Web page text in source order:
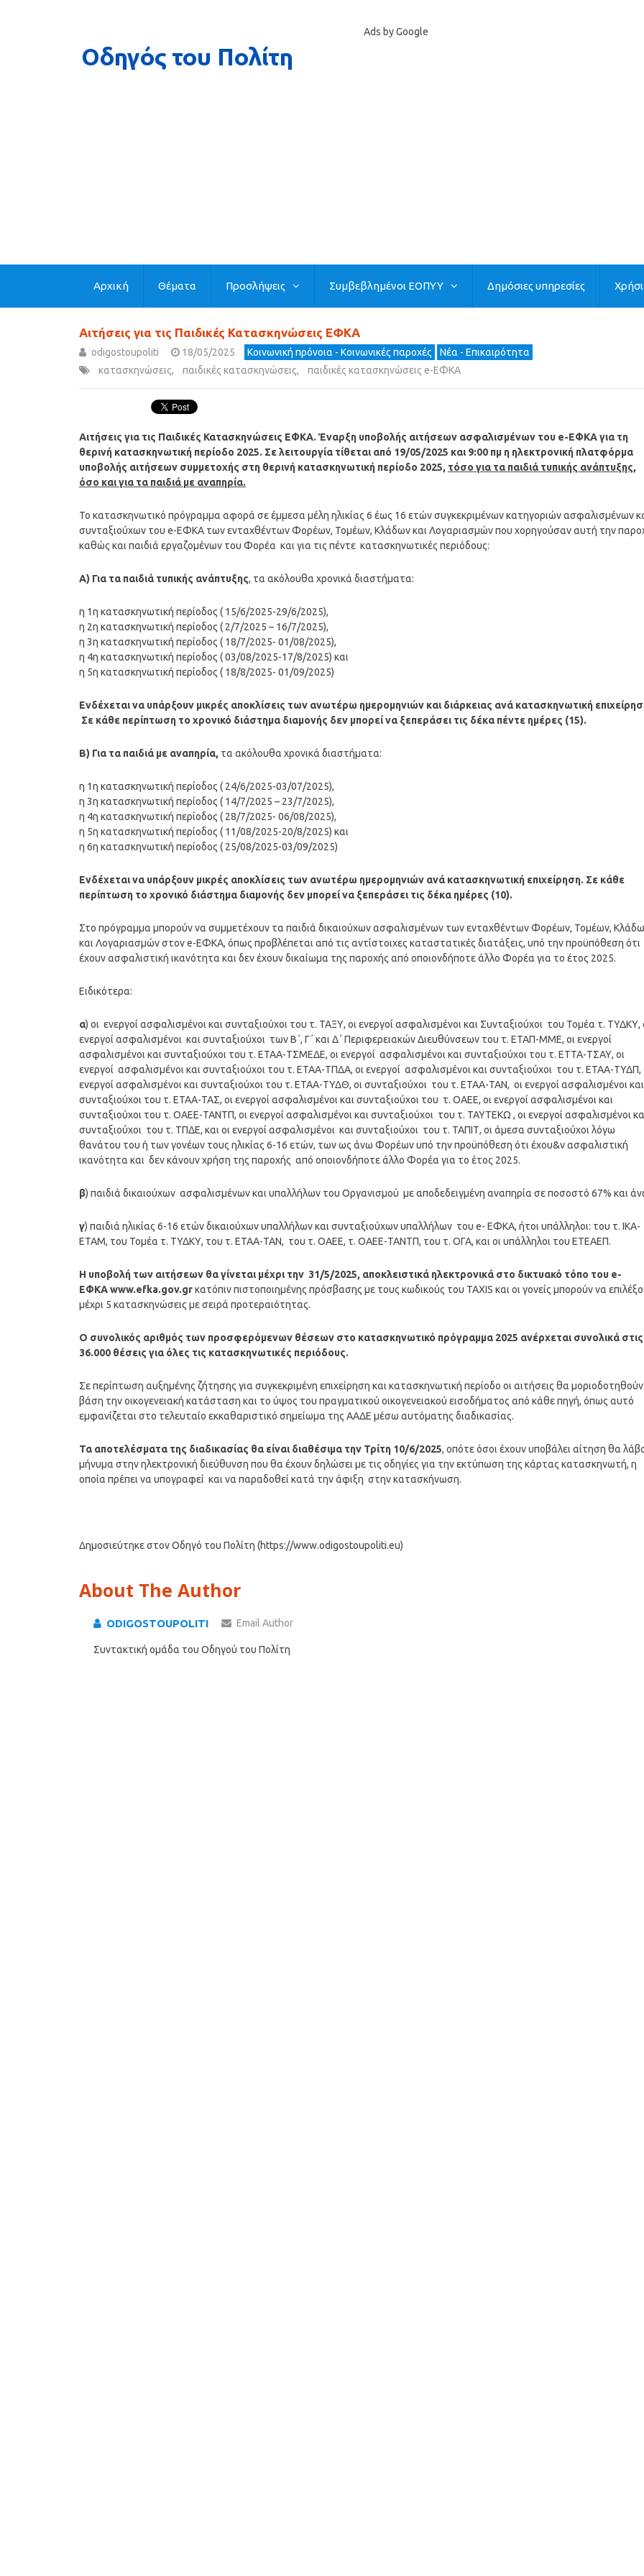
Ads by Google
Αρχική Θέματα Προσλήψεις Συμβεβλημένοι ΕΟΠΥΥ Δημόσιες υπηρεσίες
Αιτήσεις για τις Παιδικές Κατασκηνώσεις ΕΦΚΑ
odigostoupoliti 18/05/2025 Κοινωνική πρόνοια - Κοινωνικές παροχές
Νέα - Επικαιρότητα
κατασκηνώσεις, παιδικές κατασκηνώσεις, παιδικές κατασκηνώσεις e-ΕΦΚΑ
Αιτήσεις για τις Παιδικές Κατασκηνώσεις ΕΦΚΑ. Έναρξη υποβολής αιτήσεων ασφαλισμένων του e-ΕΦΚΑ για τη
θερινή κατασκηνωτική περίοδο 2025. Σε λειτουργία τίθεται από 19/05/2025 και 9:00 πμ η ηλεκτρονική πλατφόρμα
υποβολής αιτήσεων συμμετοχής στη θερινή κατασκηνωτική περίοδο 2025, τόσο για τα παιδιά τυπικής ανάπτυξης,
όσο και για τα παιδιά με αναπηρία.
Το κατασκηνωτικό πρόγραμμα αφορά σε έμμεσα μέλη ηλικίας 6 έως 16 ετών συγκεκριμένων κατηγοριών ασφαλισμένων
συνταξιούχων του e-ΕΦΚΑ των ενταχθέντων Φορέων, Τομέων, Κλάδων και Λογαριασμών που χορηγούσαν αυτή την
καθώς και παιδιά εργαζομένων του Φορέα και για τις πέντε κατασκηνωτικές περιόδους:
Α) Για τα παιδιά τυπικής ανάπτυξης, τα ακόλουθα χρονικά διαστήματα:
η 1η κατασκηνωτική περίοδος ( 15/6/2025-29/6/2025),
η 2η κατασκηνωτική περίοδος ( 2/7/2025 – 16/7/2025),
η 3η κατασκηνωτική περίοδος ( 18/7/2025- 01/08/2025),
η 4η κατασκηνωτική περίοδος ( 03/08/2025-17/8/2025) και
η 5η κατασκηνωτική περίοδος ( 18/8/2025- 01/09/2025)
Ενδέχεται να υπάρξουν μικρές αποκλίσεις των ανωτέρω ημερομηνιών και διάρκειας ανά κατασκηνωτική
Σε κάθε περίπτωση το χρονικό διάστημα διαμονής δεν μπορεί να ξεπεράσει τις δέκα πέντε ημέρες (15).
Β) Για τα παιδιά με αναπηρία, τα ακόλουθα χρονικά διαστήματα:
η 1η κατασκηνωτική περίοδος ( 24/6/2025-03/07/2025),
η 3η κατασκηνωτική περίοδος ( 14/7/2025 – 23/7/2025),
η 4η κατασκηνωτική περίοδος ( 28/7/2025- 06/08/2025),
η 5η κατασκηνωτική περίοδος ( 11/08/2025-20/8/2025) και
η 6η κατασκηνωτική περίοδος ( 25/08/2025-03/09/2025)
Ενδέχεται να υπάρξουν μικρές αποκλίσεις των ανωτέρω ημερομηνιών ανά κατασκηνωτική επιχείρηση. Σε κάθε
περίπτωση το χρονικό διάστημα διαμονής δεν μπορεί να ξεπεράσει τις δέκα ημέρες (10).
Στο πρόγραμμα μπορούν να συμμετέχουν τα παιδιά δικαιούχων ασφαλισμένων των ενταχθέντων Φορέων, Τομέων,
και Λογαριασμών στον e-ΕΦΚΑ, όπως προβλέπεται από τις αντίστοιχες καταστατικές διατάξεις, υπό την προϋπόθεση ότι
έχουν ασφαλιστική ικανότητα και δεν έχουν δικαίωμα της παροχής από οποιονδήποτε άλλο Φορέα για το έτος 2025.
Ειδικότερα:
α) οι ενεργοί ασφαλισμένοι και συνταξιούχοι του τ. ΤΑΞΥ, οι ενεργοί ασφαλισμένοι και Συνταξιούχοι του Τομέα τ. ΤΥΔΚΥ,
ενεργοί ασφαλισμένοι και συνταξιούχοι των Β΄, Γ΄ και Δ΄ Περιφερειακών Διευθύνσεων του τ. ΕΤΑΠ-ΜΜΕ, οι ενεργοί
ασφαλισμένοι και συνταξιούχοι του τ. ΕΤΑΑ-ΤΣΜΕΔΕ, οι ενεργοί ασφαλισμένοι και συνταξιούχοι του τ. ΕΤΤΑ-ΤΣΑΥ, οι
ενεργοί ασφαλισμένοι και συνταξιούχοι του τ. ΕΤΑΑ-ΤΠΔΑ, οι ενεργοί ασφαλισμένοι και συνταξιούχοι του τ. ΕΤΑΑ-ΤΥΔΠ,
ενεργοί ασφαλισμένοι και συνταξιούχοι του τ. ΕΤΑΑ-ΤΥΔΘ, οι συνταξιούχοι του τ. ΕΤΑΑ-ΤΑΝ, οι ενεργοί ασφαλισμένοι και
συνταξιούχοι του τ. ΕΤΑΑ-ΤΑΣ, οι ενεργοί ασφαλισμένοι και συνταξιούχοι του τ. ΟΑΕΕ, οι ενεργοί ασφαλισμένοι και
συνταξιούχοι του τ. ΟΑΕΕ-ΤΑΝΤΠ, οι ενεργοί ασφαλισμένοι και συνταξιούχοι του τ. ΤΑΥΤΕΚΩ , οι ενεργοί ασφαλισμένοι
συνταξιούχοι του τ. ΤΠΔΕ, και οι ενεργοί ασφαλισμένοι και συνταξιούχοι του τ. ΤΑΠΙΤ, οι άμεσα συνταξιούχοι λόγω
θανάτου του ή των γονέων τους ηλικίας 6-16 ετών, των ως άνω Φορέων υπό την προϋπόθεση ότι έχου&ν ασφαλιστική
ικανότητα και δεν κάνουν χρήση της παροχής από οποιονδήποτε άλλο Φορέα για το έτος 2025.
β) παιδιά δικαιούχων ασφαλισμένων και υπαλλήλων του Οργανισμού με αποδεδειγμένη αναπηρία σε ποσοστό 67% και
γ) παιδιά ηλικίας 6-16 ετών δικαιούχων υπαλλήλων και συνταξιούχων υπαλλήλων του e- ΕΦΚΑ, ήτοι υπάλληλοι: του τ. ΙΚΑ-
ΕΤΑΜ, του Τομέα τ. ΤΥΔΚΥ, του τ. ΕΤΑΑ-ΤΑΝ, του τ. ΟΑΕΕ, τ. ΟΑΕΕ-ΤΑΝΤΠ, του τ. ΟΓΑ, και οι υπάλληλοι του ΕΤΕΑΕΠ.
Η υποβολή των αιτήσεων θα γίνεται μέχρι την 31/5/2025, αποκλειστικά ηλεκτρονικά στο δικτυακό τόπο του e-
ΕΦΚΑ www.efka.gov.grκατόπιν πιστοποιημένης πρόσβασης με τους κωδικούς του TAXIS και οι γονείς μπορούν να
μέχρι 5 κατασκηνώσεις με σειρά προτεραιότητας.
O συνολικός αριθμός των προσφερόμενων θέσεων στο κατασκηνωτικό πρόγραμμα 2025 ανέρχεται συνολικά στις
36.000 θέσεις για όλες τις κατασκηνωτικές περιόδους.
Σε περίπτωση αυξημένης ζήτησης για συγκεκριμένη επιχείρηση και κατασκηνωτική περίοδο οι αιτήσεις θα
βάση την οικογενειακή κατάσταση και το ύψος του πραγματικού οικογενειακού εισοδήματος από κάθε πηγή, όπως αυτό
εμφανίζεται στο τελευταίο εκκαθαριστικό σημείωμα της ΑΑΔΕ μέσω αυτόματης διαδικασίας.
Τα αποτελέσματα της διαδικασίας θα είναι διαθέσιμα την Τρίτη 10/6/2025, οπότε όσοι έχουν υποβάλει αίτηση θα
μήνυμα στην ηλεκτρονική διεύθυνση που θα έχουν δηλώσει με τις οδηγίες για την εκτύπωση της κάρτας κατασκηνωτή, η
οποία πρέπει να υπογραφεί και να παραδοθεί κατά την άφιξη στην κατασκήνωση.
Δημοσιεύτηκε στον Οδηγό του Πολίτη (https://www.odigostoupoliti.eu)
About The Author
ODIGOSTOUPOLITI Email Author
Συντακτική ομάδα του Οδηγού του Πολίτη